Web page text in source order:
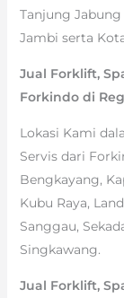
Tanjung
Jambi serta
Jual Forklift,
Forkindo di
Lokasi Kami
Servis dari
Bengkayang,
Kubu Raya,
Sanggau,
Singkawang.
Jual Forklift,